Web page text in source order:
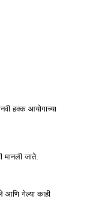
हक्क आयोगाच्या
मानली जाते.
आणि गेल्या काही